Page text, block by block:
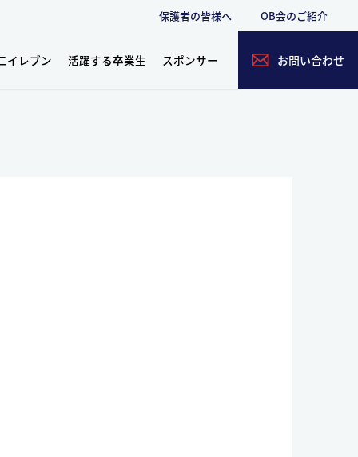
保護者の皆様へ OB会のご紹介
イレブン 活躍する卒業生 スポンサー お問い合わせ